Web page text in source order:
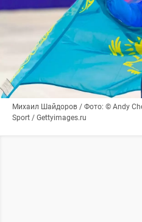
Михаил Шайдоров / Фото: © Andy
Sport / Gettyimages.ru